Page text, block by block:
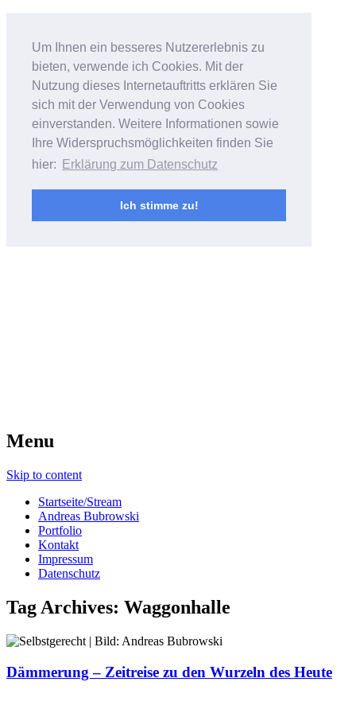
Um Ihnen ein besseres Nutzererlebnis zu
bieten, verwende ich Cookies. Mit der
Nutzung dieses Internetauftritts erklären Sie
sich mit der Verwendung von Cookies
einverstanden. Weitere Informationen sowie
Ihre Widerspruchsmöglichkeiten finden Sie
hier:
Erklärung zum Datenschutz
Ich stimme zu!
Foto- & Videoarbeiten von Andreas
Bubrowski
Menu
Skip to content
Startseite/Stream
Andreas Bubrowski
Portfolio
Kontakt
Impressum
Datenschutz
Tag Archives: Waggonhalle
Dämmerung – Zeitreise zu den Wurzeln des Heute